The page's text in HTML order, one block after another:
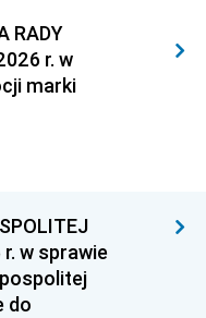
2009
2006
1994
1991
RADY
r. w
marki
w sprawie
do